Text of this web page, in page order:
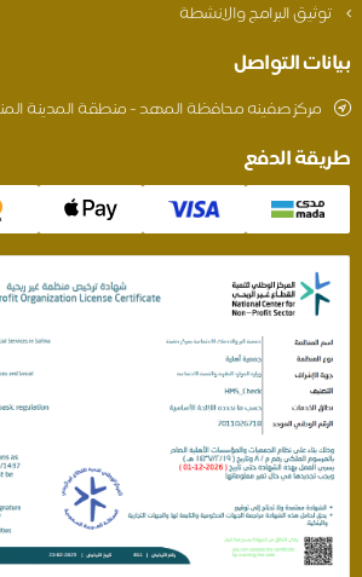
توثيق البرامج والانشطة
بيانات التواصل
مركز صفينه محافظة المهد - منطقة المدينة
طريقة الدفع